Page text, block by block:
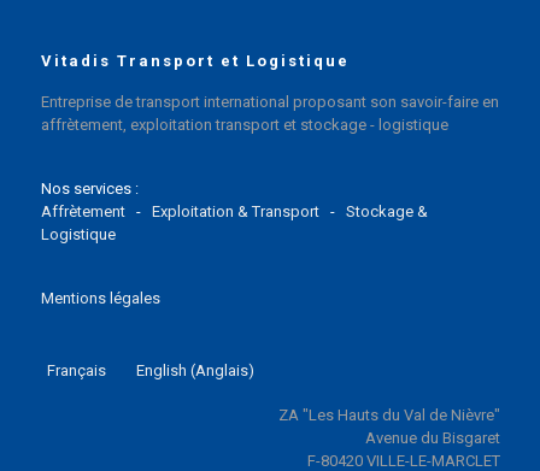
Vitadis Transport et Logistique
Entreprise de transport international proposant son savoir-faire en
affrètement, exploitation transport et stockage - logistique
Nos services :
Affrètement- Exploitation & Transport- Stockage &
Logistique
Mentions légales
Français English (Anglais)
ZA "Les Hauts du Val de Nièvre"
Avenue du Bisgaret
F-80420 VILLE-LE-MARCLET